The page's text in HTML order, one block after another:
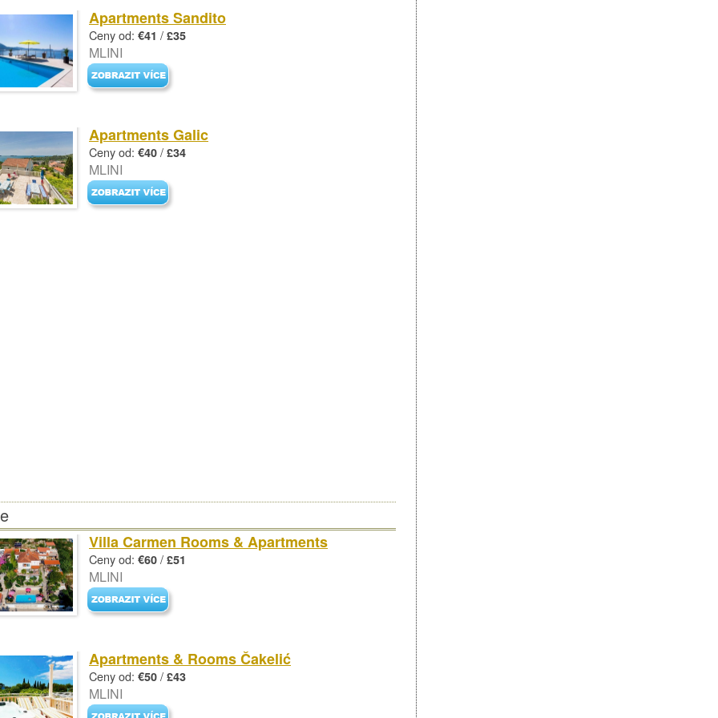
Apartments Sandito
Ceny od: €41 / £35
MLINI
Apartments Galic
Ceny od: €40 / £34
MLINI
Villa Carmen Rooms & Apartments
Ceny od: €60 / £51
MLINI
Apartments & Rooms Čakelić
Ceny od: €50 / £43
MLINI